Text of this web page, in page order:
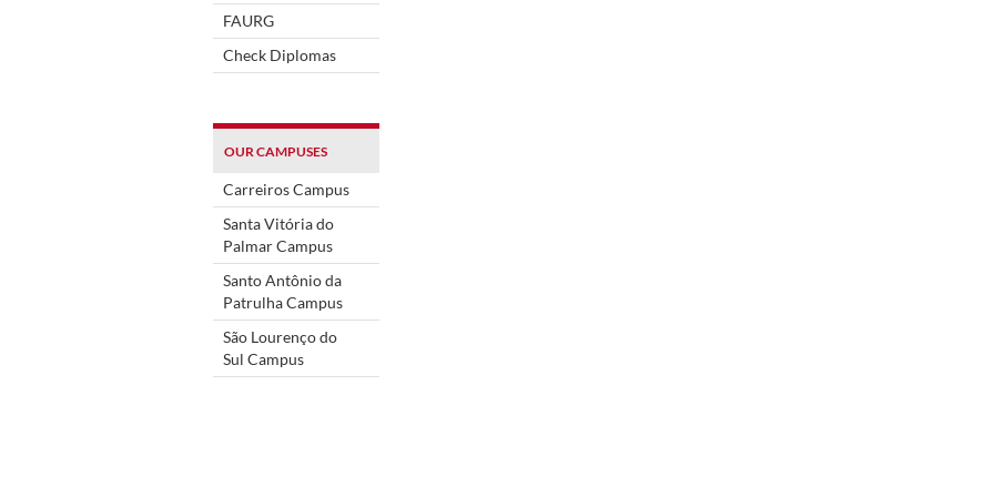
FAURG
Check Diplomas
OUR CAMPUSES
Carreiros Campus
Santa Vitória do
Palmar Campus
Santo Antônio da
Patrulha Campus
São Lourenço do
Sul Campus